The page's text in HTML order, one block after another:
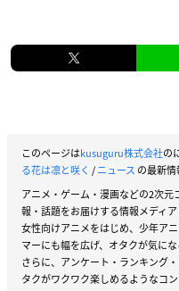
このページはkusuguru株式会社の
る花は凛と咲く /ニュース の最新情
アニメ・ゲーム・漫画などの2次
報・話題をお届けする情報メディア
女性向けアニメをはじめ、少年ア
マーにも幅を広げ、オタクが気に
さらに、アンケート・ランキング
タクがワクワク楽しめるようなコ